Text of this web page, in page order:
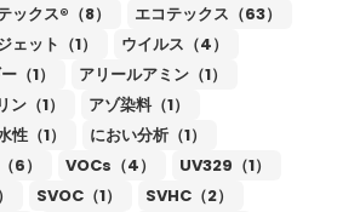
ックス®（8）
エコテックス（63）
ェット（1）
ウイルス（4）
（1）
アリールアミン（1）
ン（1）
アゾ染料（1）
性（1）
におい分析（1）
6） VOCs（4）
UV329（1）
SVOC（1）
SVHC（2）